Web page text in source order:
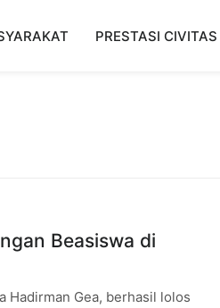
PRESTASI CIVITAS
Beasiswa di
Hadirman Gea, berhasil lolos